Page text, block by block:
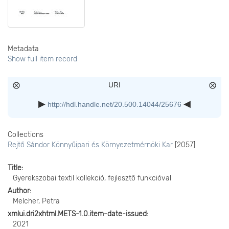
Metadata
Show full item record
URI
http://hdl.handle.net/20.500.14044/25676
Collections
Rejtő Sándor Könnyűipari és Környezetmérnöki Kar [2057]
Title
Gyerekszobai textil kollekció, fejlesztő funkcióval
Author
Melcher, Petra
xmlui.dri2xhtml.METS-1.0.item-date-issued
2021